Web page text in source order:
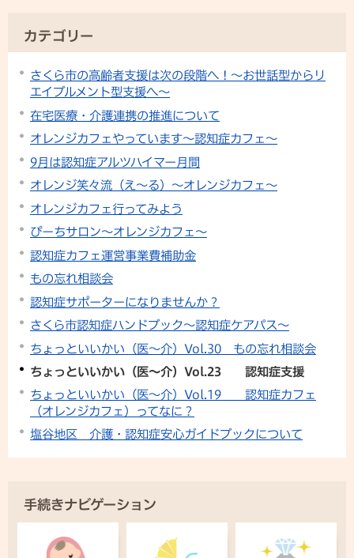
カテゴリー
さくら市の高齢者支援は次の段階へ！～お世話型からリ
エイブルメント型支援へ～
在宅医療・介護連携の推進について
オレンジカフェやっています〜認知症カフェ〜
9月は認知症アルツハイマー月間
オレンジ笑々流（え～る）〜オレンジカフェ〜
オレンジカフェ行ってみよう
ぴーちサロン〜オレンジカフェ〜
認知症カフェ運営事業費補助金
もの忘れ相談会
認知症サポーターになりませんか？
さくら市認知症ハンドブック〜認知症ケアパス〜
ちょっといいかい（医～介）Vol.30 もの忘れ相談会
ちょっといいかい（医～介）Vol.23 認知症支援
ちょっといいかい（医～介）Vol.19 認知症カフェ
（オレンジカフェ）ってなに？
塩谷地区 介護・認知症安心ガイドブックについて
手続きナビゲーション